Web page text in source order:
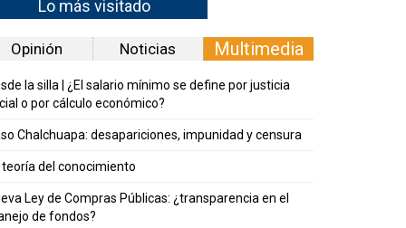
Lo más visitado
Opinión Noticias Multimedia
la silla | ¿El salario mínimo se define por justicia
o por cálculo económico?
Chalchuapa: desapariciones, impunidad y censura
teoría del conocimiento
Ley de Compras Públicas: ¿transparencia en el
de fondos?